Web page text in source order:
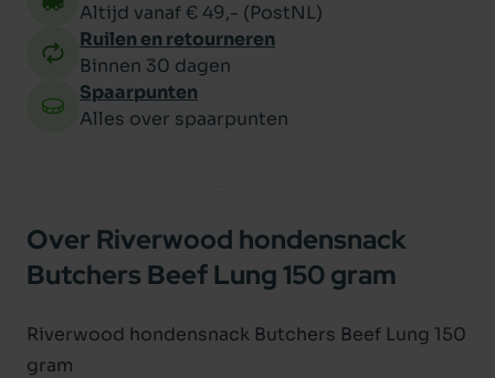
Altijd vanaf € 49,- (PostNL)
Ruilen en retourneren
Binnen 30 dagen
Spaarpunten
Alles over spaarpunten
Over Riverwood hondensnack
Butchers Beef Lung 150 gram
Riverwood hondensnack Butchers Beef Lung 150
gram